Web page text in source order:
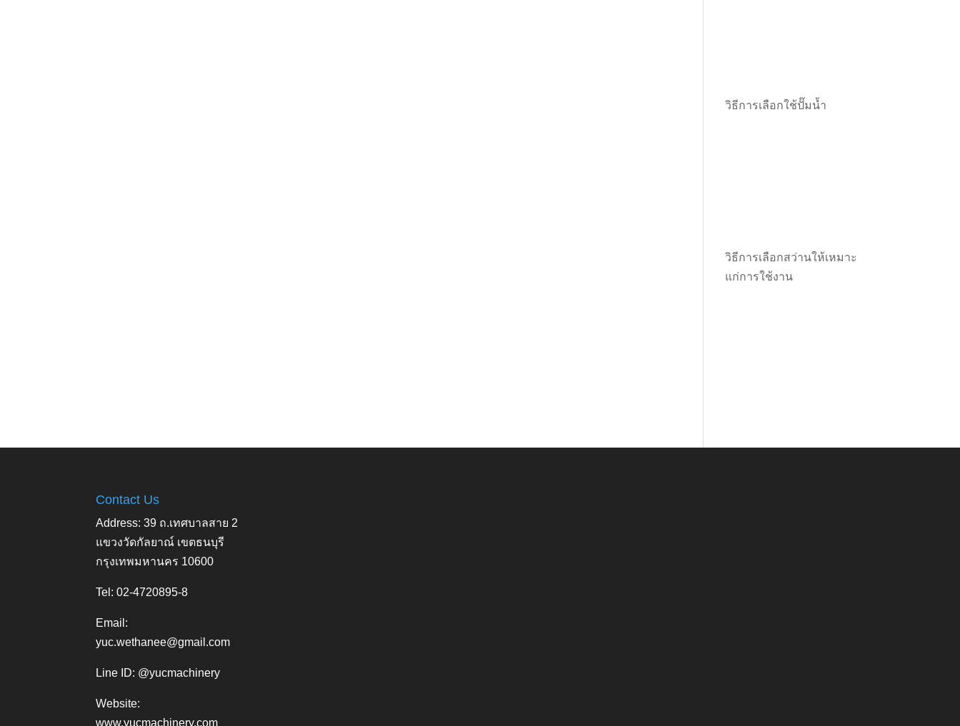
วิธีการเลือกใช้ปั๊มน้ำ
วิธีการเลือกสว่านให้เหมาะ
แก่การใช้งาน
Contact Us
Address: 39 ถ.เทศบาลสาย 2
แขวงวัดกัลยาณ์ เขตธนบุรี
กรุงเทพมหานคร 10600
Tel: 02-4720895-8
Email:
yuc.wethanee@gmail.com
Line ID: @yucmachinery
Website:
www.yucmachinery.com